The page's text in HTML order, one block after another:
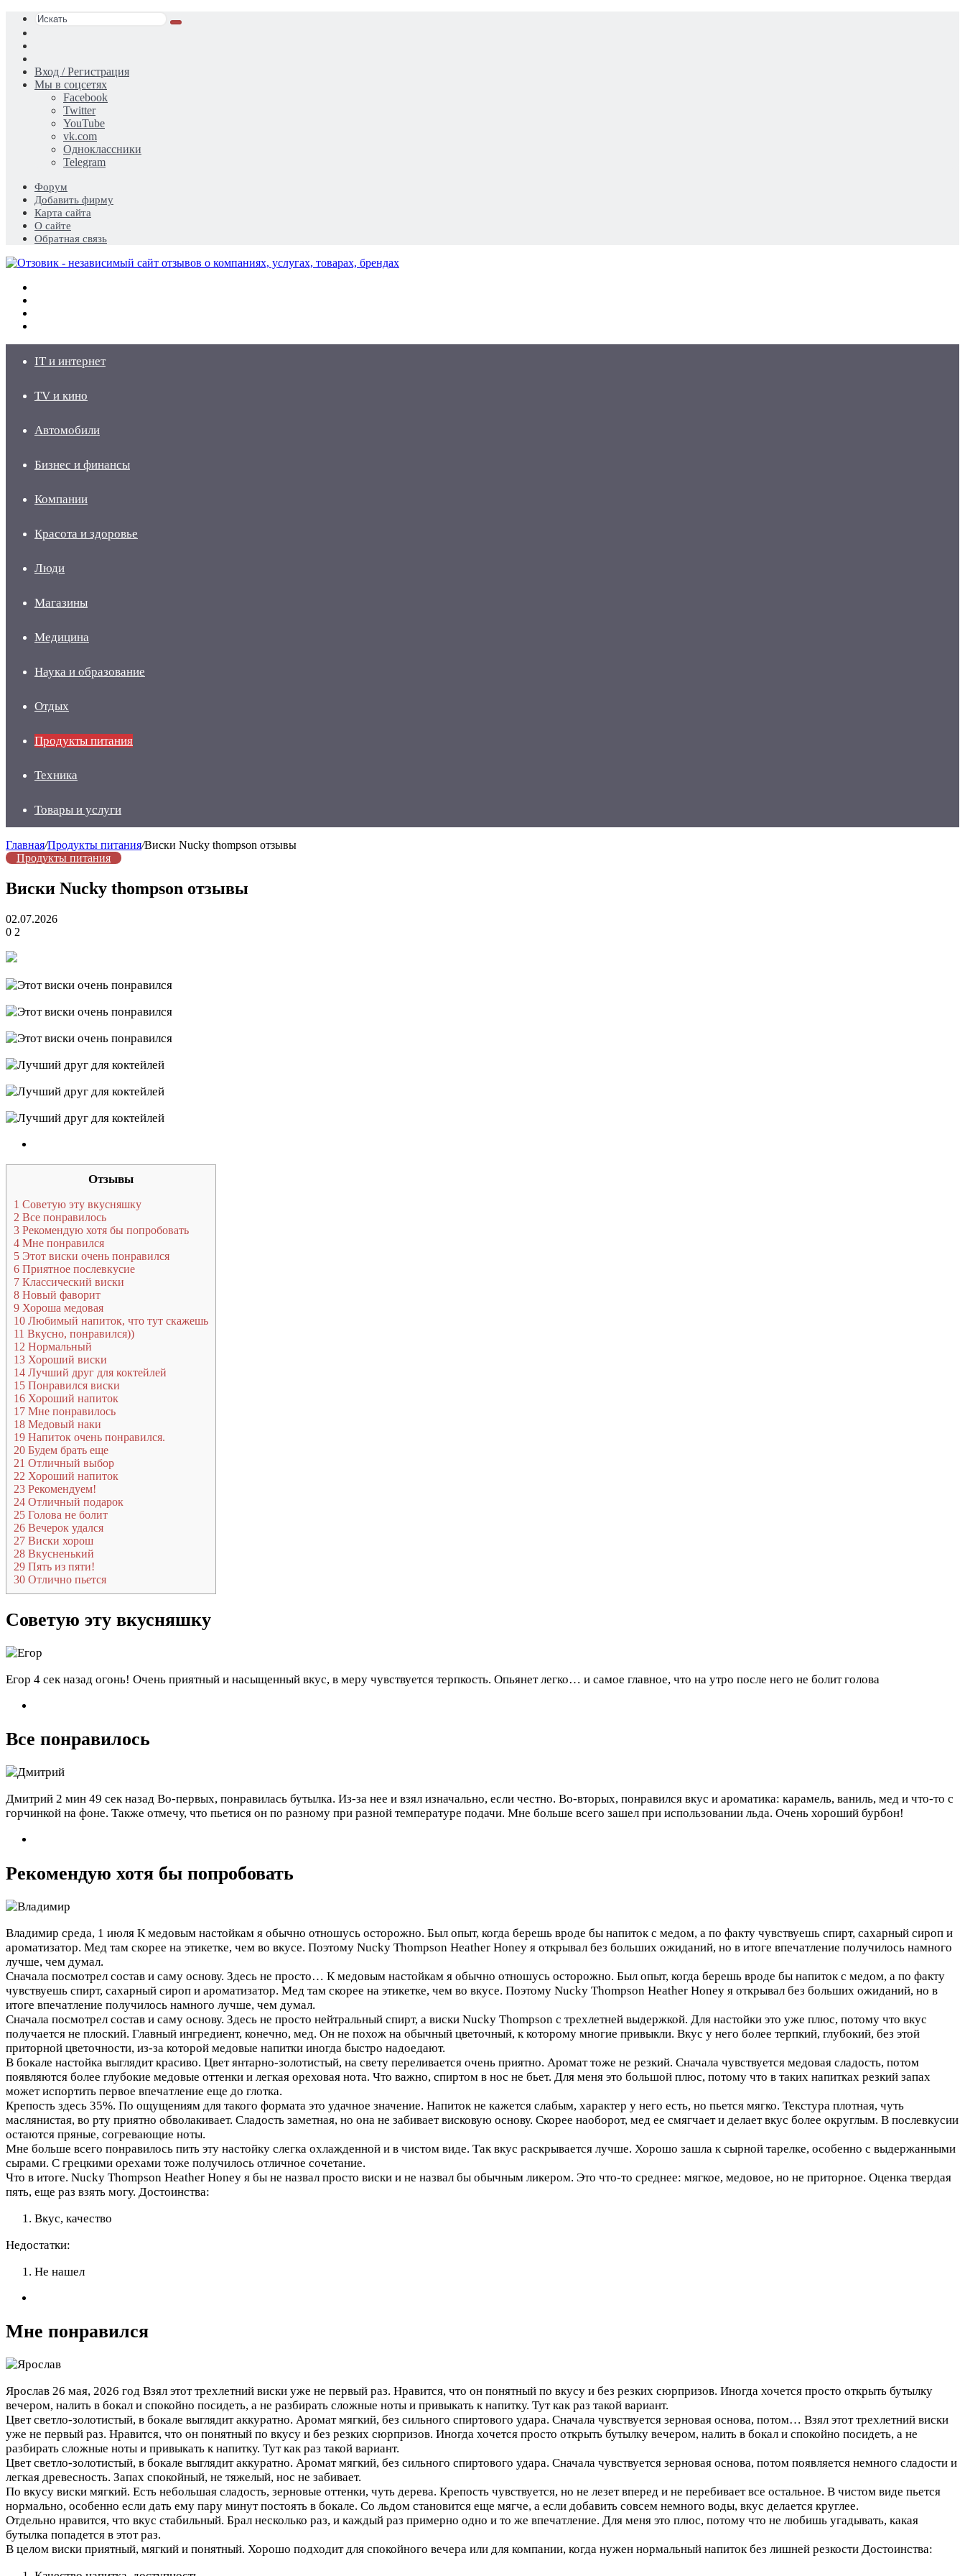
Искать
статья
Вход / Регистрация
Мы в соцсетях
Facebook
Twitter
YouTube
vk.com
Одноклассники
Telegram
Форум
Добавить фирму
Карта сайта
О сайте
Обратная связь
IT и интернет
TV и кино
Автомобили
Бизнес и финансы
Компании
Красота и здоровье
Люди
Магазины
Медицина
Наука и образование
Отдых
Продукты питания
Техника
Товары и услуги
Главная/Продукты питания/Виски Nucky thompson отзывы
Продукты питания
Виски Nucky thompson отзывы
02.07.2026
0 2
Отзывы
1 Советую эту вкусняшку
2 Все понравилось
3 Рекомендую хотя бы попробовать
4 Мне понравился
5 Этот виски очень понравился
6 Приятное послевкусие
7 Классический виски
8 Новый фаворит
9 Хороша медовая
10 Любимый напиток, что тут скажешь
11 Вкусно, понравился))
12 Нормальный
13 Хороший виски
14 Лучший друг для коктейлей
15 Понравился виски
16 Хороший напиток
17 Мне понравилось
18 Медовый наки
19 Напиток очень понравился.
20 Будем брать еще
21 Отличный выбор
22 Хороший напиток
23 Рекомендуем!
24 Отличный подарок
25 Голова не болит
26 Вечерок удался
27 Виски хорош
28 Вкусненький
29 Пять из пяти!
30 Отлично пьется
Советую эту вкусняшку
Егор 4 сек назад огонь! Очень приятный и насыщенный вкус, в меру чувствуется терпкость. Опьянет легко… и самое главное, что на утро после него не болит голова
Все понравилось
Дмитрий 2 мин 49 сек назад Во-первых, понравилась бутылка. Из-за нее и взял изначально, если честно. Во-вторых, понравился вкус и ароматика: карамель, ваниль, мед и что-то с
горчинкой на фоне. Также отмечу, что пьетися он по разному при разной температуре подачи. Мне больше всего зашел при использовании льда. Очень хороший бурбон!
Рекомендую хотя бы попробовать
Владимир среда, 1 июля К медовым настойкам я обычно отношусь осторожно. Был опыт, когда берешь вроде бы напиток с медом, а по факту чувствуешь спирт, сахарный сироп и
ароматизатор. Мед там скорее на этикетке, чем во вкусе. Поэтому Nucky Thompson Heather Honey я открывал без больших ожиданий, но в итоге впечатление получилось намного
лучше, чем думал.
Сначала посмотрел состав и саму основу. Здесь не просто… К медовым настойкам я обычно отношусь осторожно. Был опыт, когда берешь вроде бы напиток с медом, а по факту
чувствуешь спирт, сахарный сироп и ароматизатор. Мед там скорее на этикетке, чем во вкусе. Поэтому Nucky Thompson Heather Honey я открывал без больших ожиданий, но в
итоге впечатление получилось намного лучше, чем думал.
Сначала посмотрел состав и саму основу. Здесь не просто нейтральный спирт, а виски Nucky Thompson с трехлетней выдержкой. Для настойки это уже плюс, потому что вкус
получается не плоский. Главный ингредиент, конечно, мед. Он не похож на обычный цветочный, к которому многие привыкли. Вкус у него более терпкий, глубокий, без этой
приторной цветочности, из-за которой медовые напитки иногда быстро надоедают.
В бокале настойка выглядит красиво. Цвет янтарно-золотистый, на свету переливается очень приятно. Аромат тоже не резкий. Сначала чувствуется медовая сладость, потом
появляются более глубокие медовые оттенки и легкая ореховая нота. Что важно, спиртом в нос не бьет. Для меня это большой плюс, потому что в таких напитках резкий запах
может испортить первое впечатление еще до глотка.
Крепость здесь 35%. По ощущениям для такого формата это удачное значение. Напиток не кажется слабым, характер у него есть, но пьется мягко. Текстура плотная, чуть
маслянистая, во рту приятно обволакивает. Сладость заметная, но она не забивает висковую основу. Скорее наоборот, мед ее смягчает и делает вкус более округлым. В послевкусии
остаются пряные, согревающие ноты.
Мне больше всего понравилось пить эту настойку слегка охлажденной и в чистом виде. Так вкус раскрывается лучше. Хорошо зашла к сырной тарелке, особенно с выдержанными
сырами. С грецкими орехами тоже получилось отличное сочетание.
Что в итоге. Nucky Thompson Heather Honey я бы не назвал просто виски и не назвал бы обычным ликером. Это что-то среднее: мягкое, медовое, но не приторное. Оценка твердая
пять, еще раз взять могу. Достоинства:
Вкус, качество
Недостатки:
Не нашел
Мне понравился
Ярослав 26 мая, 2026 год Взял этот трехлетний виски уже не первый раз. Нравится, что он понятный по вкусу и без резких сюрпризов. Иногда хочется просто открыть бутылку
вечером, налить в бокал и спокойно посидеть, а не разбирать сложные ноты и привыкать к напитку. Тут как раз такой вариант.
Цвет светло-золотистый, в бокале выглядит аккуратно. Аромат мягкий, без сильного спиртового удара. Сначала чувствуется зерновая основа, потом… Взял этот трехлетний виски
уже не первый раз. Нравится, что он понятный по вкусу и без резких сюрпризов. Иногда хочется просто открыть бутылку вечером, налить в бокал и спокойно посидеть, а не
разбирать сложные ноты и привыкать к напитку. Тут как раз такой вариант.
Цвет светло-золотистый, в бокале выглядит аккуратно. Аромат мягкий, без сильного спиртового удара. Сначала чувствуется зерновая основа, потом появляется немного сладости и
легкая древесность. Запах спокойный, не тяжелый, нос не забивает.
По вкусу виски мягкий. Есть небольшая сладость, зерновые оттенки, чуть дерева. Крепость чувствуется, но не лезет вперед и не перебивает все остальное. В чистом виде пьется
нормально, особенно если дать ему пару минут постоять в бокале. Со льдом становится еще мягче, а если добавить совсем немного воды, вкус делается круглее.
Отдельно нравится, что вкус стабильный. Брал несколько раз, и каждый раз примерно одно и то же впечатление. Для меня это плюс, потому что не любишь угадывать, какая
бутылка попадется в этот раз.
В целом виски приятный, мягкий и понятный. Хорошо подходит для спокойного вечера или для компании, когда нужен нормальный напиток без лишней резкости Достоинства: